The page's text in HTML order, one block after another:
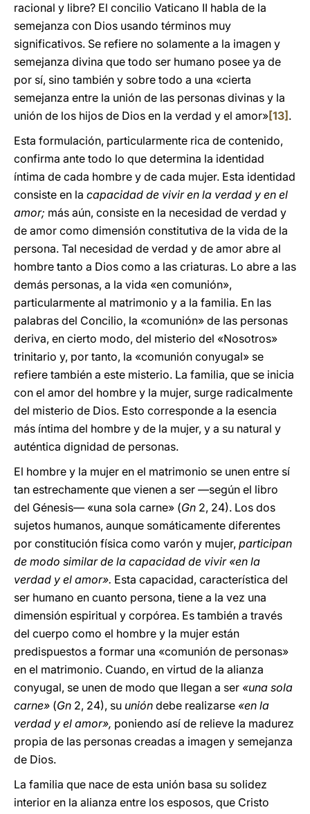
racional y libre? El concilio Vaticano II habla de la
semejanza con Dios usando términos muy
significativos. Se refiere no solamente a la imagen y
semejanza divina que todo ser humano posee ya de
por sí, sino también y sobre todo a una «cierta
semejanza entre la unión de las personas divinas y la
unión de los hijos de Dios en la verdad y el amor»[13] .
Esta formulación, particularmente rica de contenido,
confirma ante todo lo que determina la identidad
íntima de cada hombre y de cada mujer. Esta identidad
consiste en la capacidad de vivir en la verdad y en el
amor; más aún, consiste en la necesidad de verdad y
de amor como dimensión constitutiva de la vida de la
persona. Tal necesidad de verdad y de amor abre al
hombre tanto a Dios como a las criaturas. Lo abre a las
demás personas, a la vida «en comunión»,
particularmente al matrimonio y a la familia. En las
palabras del Concilio, la «comunión» de las personas
deriva, en cierto modo, del misterio del «Nosotros»
trinitario y, por tanto, la «comunión conyugal» se
refiere también a este misterio. La familia, que se inicia
con el amor del hombre y la mujer, surge radicalmente
del misterio de Dios. Esto corresponde a la esencia
más íntima del hombre y de la mujer, y a su natural y
auténtica dignidad de personas.
El hombre y la mujer en el matrimonio se unen entre sí
tan estrechamente que vienen a ser —según el libro
del Génesis— «una sola carne» (Gn 2, 24). Los dos
sujetos humanos, aunque somáticamente diferentes
por constitución física como varón y mujer, participan
de modo similar de la capacidad de vivir «en la
verdad y el amor». Esta capacidad, característica del
ser humano en cuanto persona, tiene a la vez una
dimensión espiritual y corpórea. Es también a través
del cuerpo como el hombre y la mujer están
predispuestos a formar una «comunión de personas»
en el matrimonio. Cuando, en virtud de la alianza
conyugal, se unen de modo que llegan a ser «una sola
carne» (Gn 2, 24), su unión debe realizarse «en la
verdad y el amor», poniendo así de relieve la madurez
propia de las personas creadas a imagen y semejanza
de Dios.
La familia que nace de esta unión basa su solidez
interior en la alianza entre los esposos, que Cristo